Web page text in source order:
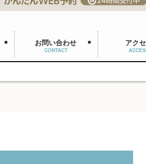
お問い合わせ
CONTACT
アク